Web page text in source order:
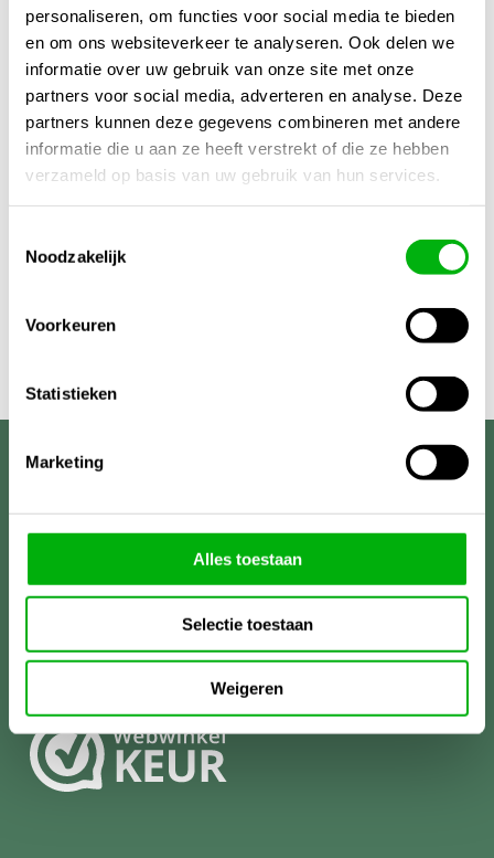
personaliseren, om functies voor social media te bieden
en om ons websiteverkeer te analyseren. Ook delen we
informatie over uw gebruik van onze site met onze
partners voor social media, adverteren en analyse. Deze
partners kunnen deze gegevens combineren met andere
informatie die u aan ze heeft verstrekt of die ze hebben
verzameld op basis van uw gebruik van hun services.
Noodzakelijk
Voorkeuren
Statistieken
Marketing
Alles toestaan
Selectie toestaan
Weigeren
Geni Powder 5
zakjes p/d
€32,95
Unigarden